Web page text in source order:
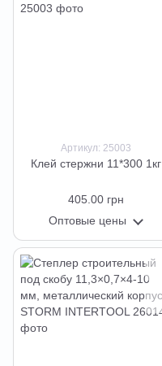
Артикул: 25003
Клей стержни 11*300 1кг
405.00 грн
Оптовые цены